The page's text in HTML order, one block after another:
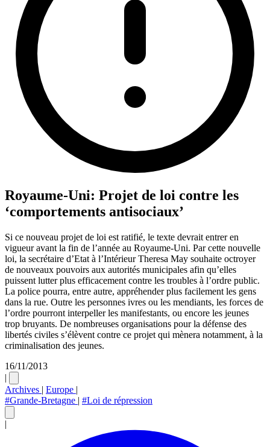
Royaume-Uni: Projet de loi contre les
‘comportements antisociaux’
Si ce nouveau projet de loi est ratifié, le texte devrait entrer en
vigueur avant la fin de l’année au Royaume-Uni. Par cette nouvelle
loi, la secrétaire d’Etat à l’Intérieur Theresa May souhaite octroyer
de nouveaux pouvoirs aux autorités municipales afin qu’elles
puissent lutter plus efficacement contre les troubles à l’ordre public.
La police pourra, entre autre, appréhender plus facilement les gens
dans la rue. Outre les personnes ivres ou les mendiants, les forces de
l’ordre pourront interpeller les manifestants, ou encore les jeunes
trop bruyants. De nombreuses organisations pour la défense des
libertés civiles s’élèvent contre ce projet qui mènera notamment, à la
criminalisation des jeunes.
16/11/2013
|
Archives | Europe |
#Grande-Bretagne | #Loi de répression
|